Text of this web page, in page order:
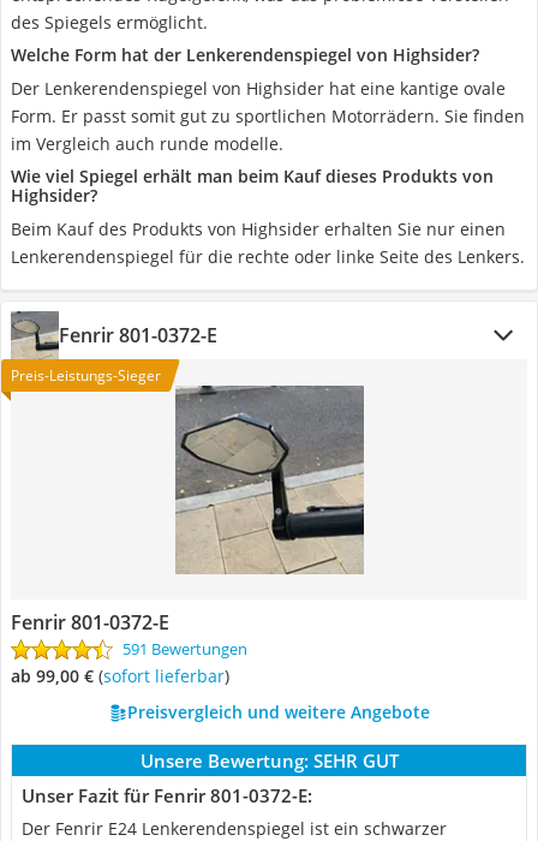
des Spiegels ermöglicht.
Welche Form hat der Lenkerendenspiegel von Highsider?
Der Lenkerendenspiegel von Highsider hat eine kantige ovale
Form. Er passt somit gut zu sportlichen Motorrädern. Sie finden
im Vergleich auch runde modelle.
Wie viel Spiegel erhält man beim Kauf dieses Produkts von
Highsider?
Beim Kauf des Produkts von Highsider erhalten Sie nur einen
Lenkerendenspiegel für die rechte oder linke Seite des Lenkers.
Fenrir 801-0372-E
Preis-Leistungs-Sieger
Fenrir 801-0372-E
591 Bewertungen
ab 99,00 € ( Sofort lieferbar)
Preisvergleich und weitere Angebote
Unsere Bewertung: SEHR GUT
Unser Fazit für Fenrir 801-0372-E:
Der Fenrir E24 Lenkerendenspiegel ist ein schwarzer